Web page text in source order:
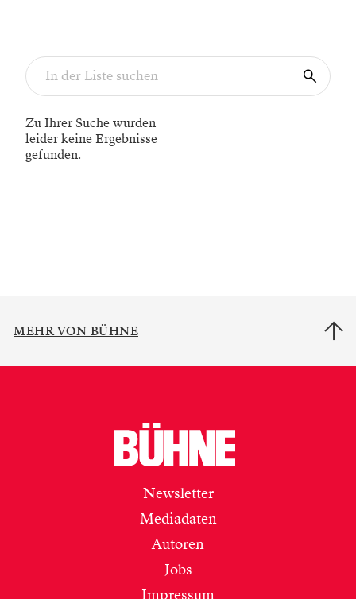
Zu Ihrer Suche wurden
leider keine Ergebnisse
gefunden.
MEHR VON BÜHNE
Newsletter
Mediadaten
Autoren
Jobs
Impressum